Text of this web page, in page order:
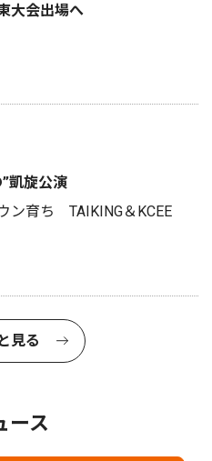
大会出場へ
凱旋公演
ン育ち TAIKING＆KCEE
見る
ース